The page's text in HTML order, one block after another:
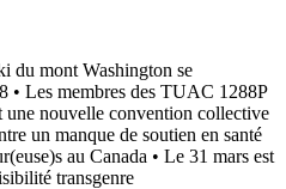
du mont Washington se
• Les membres des TUAC 1288P
une nouvelle convention collective
un manque de soutien en santé
au Canada • Le 31 mars est
transgenre